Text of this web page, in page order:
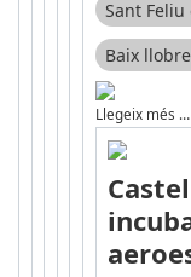
Sant Feliu
Baix
Llegeix més …